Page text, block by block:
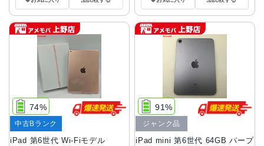
iPad 第6世代 Wi-Fiモデル
74%
中古Bランク
iPad mini 第6世代 64GB パープ
91%
ジャンク品